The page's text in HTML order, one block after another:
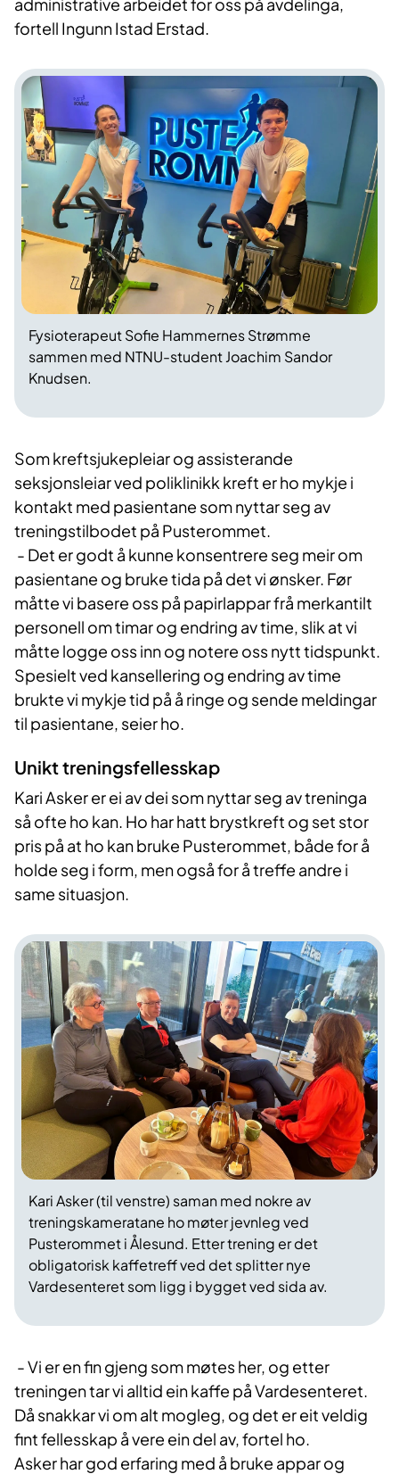
fortell Ingunn Istad Erstad.
Fysioterapeut Sofie Hammernes Strømme
sammen med NTNU-student Joachim Sandor
Knudsen.
Som kreftsjukepleiar og assisterande
seksjonsleiar ved poliklinikk kreft er ho mykje i
kontakt med pasientane som nyttar seg av
treningstilbodet på Pusterommet.
- Det er godt å kunne konsentrere seg meir om
pasientane og bruke tida på det vi ønsker. Før
måtte vi basere oss på papirlappar frå merkantilt
personell om timar og endring av time, slik at vi
måtte logge oss inn og notere oss nytt tidspunkt.
Spesielt ved kansellering og endring av time
brukte vi mykje tid på å ringe og sende meldingar
til pasientane, seier ho.
Unikt treningsfellesskap
Kari Asker er ei av dei som nyttar seg av treninga
så ofte ho kan. Ho har hatt brystkreft og set stor
pris på at ho kan bruke Pusterommet, både for å
holde seg i form, men også for å treffe andre i
same situasjon.
Kari Asker (til venstre) saman med nokre av
treningskameratane ho møter jevnleg ved
Pusterommet i Ålesund. Etter trening er det
obligatorisk kaffetreff ved det splitter nye
Vardesenteret som ligg i bygget ved sida av.
- Vi er en fin gjeng som møtes her, og etter
treningen tar vi alltid ein kaffe på Vardesenteret.
Då snakkar vi om alt mogleg, og det er eit veldig
fint fellesskap å vere ein del av, fortel ho.
Asker har god erfaring med å bruke appar og